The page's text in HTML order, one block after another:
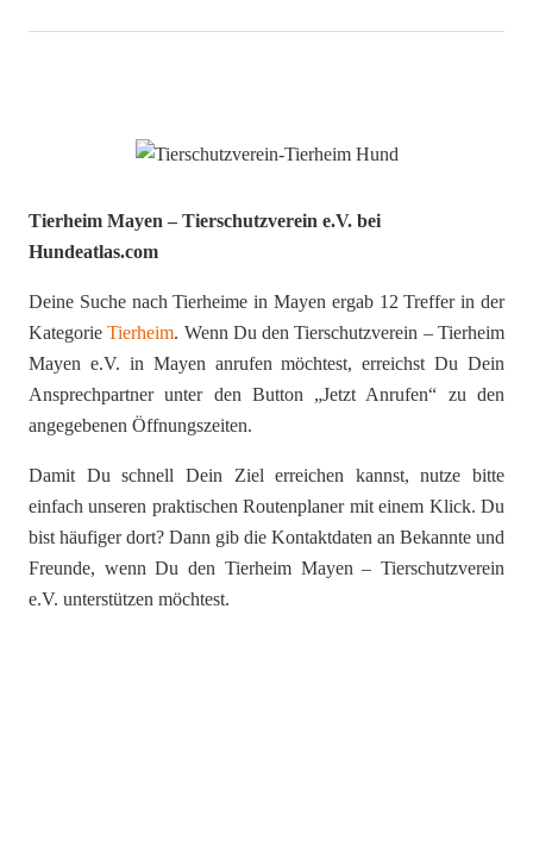
Tierheim Mayen – Tierschutzverein e.V. bei
Hundeatlas.com
Deine Suche nach Tierheime in Mayen ergab 12 Treffer in der
KategorieTierheim. Wenn Du den Tierschutzverein – Tierheim
Mayen e.V. in Mayen anrufen möchtest, erreichst Du Dein
Ansprechpartner unter den Button „Jetzt Anrufen“ zu den
angegebenen Öffnungszeiten.
Damit Du schnell Dein Ziel erreichen kannst, nutze bitte
einfach unseren praktischen Routenplaner mit einem Klick. Du
bist häufiger dort? Dann gib die Kontaktdaten an Bekannte und
Freunde, wenn Du den Tierheim Mayen – Tierschutzverein
e.V. unterstützen möchtest.